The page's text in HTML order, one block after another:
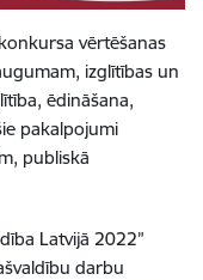
vērtēšanas
izglītības un
ēdināšana,
pakalpojumi
publiskā
Latvijā 2022”
darbu